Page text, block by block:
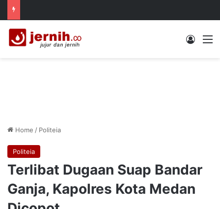
Log In
Home / Politeia
Politeia
Terlibat Dugaan Suap Bandar
Ganja, Kapolres Kota Medan